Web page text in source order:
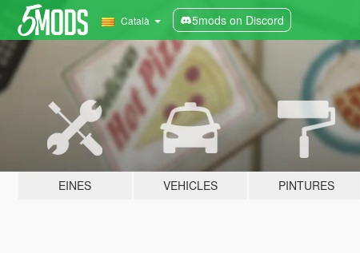
Català 5mods on Discord
EINES VEHICLES PINTURES